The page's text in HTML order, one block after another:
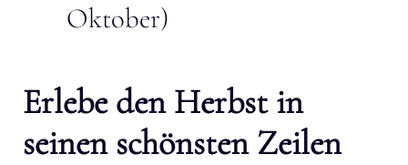
Oktober)
Erlebe den Herbst in
seinen schönsten Zeilen